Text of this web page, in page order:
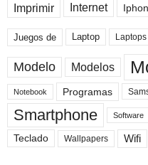
Imprimir Internet
Juegos de Laptop Laptops
Modelo Modelos
Notebook Programas
Smartphone Software
Teclado Wallpapers Wifi